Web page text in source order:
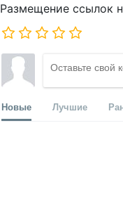
Размещение ссылок
Новые Лучшие